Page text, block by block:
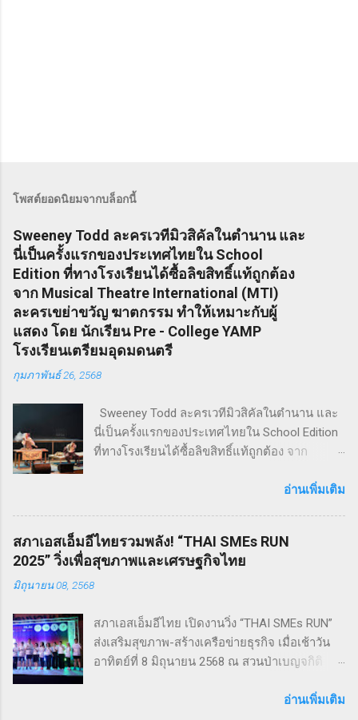
โพสต์ยอดนิยมจากบล็อกนี้
Sweeney Todd ละครเวทีมิวสิคัลในตำนาน และ
นี่เป็นครั้งแรกของประเทศไทยใน School
Edition ที่ทางโรงเรียนได้ซื้อลิขสิทธิ์แท้ถูกต้อง
จาก Musical Theatre International (MTI)
ละครเขย่าขวัญ ฆาตกรรม ทำให้เหมาะกับผู้
แสดง โดย นักเรียน Pre - College YAMP
โรงเรียนเตรียมอุดมดนตรี
กุมภาพันธ์ 26, 2568
Sweeney Todd ละครเวทีมิวสิคัลในตำนาน และ
นี่เป็นครั้งแรกของประเทศไทยใน School Edition
ที่ทางโรงเรียนได้ซื้อลิขสิทธิ์แท้ถูกต้อง จาก
ขวัญ ฆาตกรรม ทำให้เหมาะกับผู้แสดง โดย
!! โดยเลือกเป็น School Edition ที่ลดบทให้ดู
เหมาะสม แต่ยังคงไว้ซึ่งความเข้มข้น! กำกับการ
แสดงโดย ดำเกิง ฐิตะปิยะศักดิ์ หรือ คุณบิ๊ก
ช่างตัดผมชาวอังกฤษ ที่สูญเสียภรรยาและลูกไป
จนเกิดเป็นความแค้นที่นำไปสู่โศกอนาถตกรรม
เลวร้ายในที่สุด โดยตัวละคร Sweeney Todd มีต้น
ความนิยมอย่างต่อเนื่อง ซึ่งรู้จักกันในชื่อ Penny
อ่านเพิ่มเติม
สภาเอสเอ็มอีไทยรวมพลัง! “THAI SMEs RUN
2025” วิ่งเพื่อสุขภาพและเศรษฐกิจไทย
มิถุนายน 08, 2568
สภาเอสเอ็มอีไทย เปิดงานวิ่ง “THAI SMEs RUN”
ส่งเสริมสุขภาพ-สร้างเครือข่ายธุรกิจ เมื่อเช้าวัน
อาทิตย์ที่ 8 มิถุนายน 2568 ณ สวนป่าเบญจกิติ
ไทย (สภาเอสเอ็มอีไทย) จัดงานวิ่งมินิมาราธอน
อ่านเพิ่มเติม